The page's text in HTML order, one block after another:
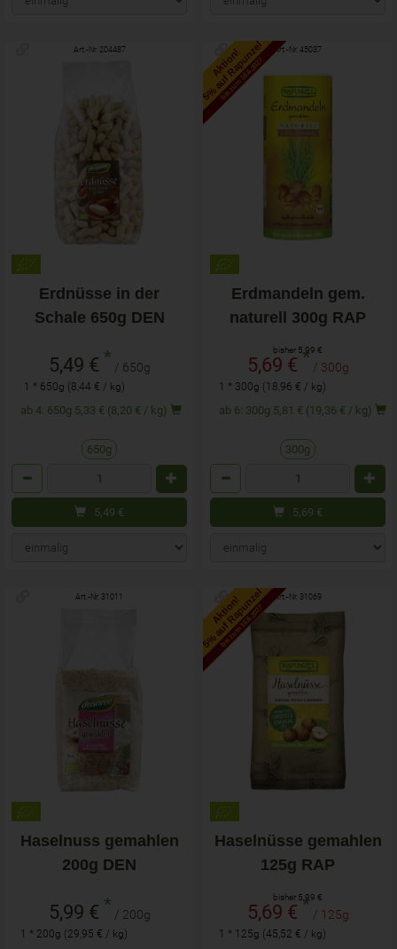
Art.-Nr. 204487
Erdnüsse in der
Schale 650g DEN
5,49 € * / 650g
1 * 650g (8,44 € / kg)
ab 4: 650g 5,33 € (8,20 € / kg)
650g
5,49 €
Aktion!
5% auf Rapunzel
bis zum 16.6.2027
Art.-Nr. 45037
Erdmandeln gem.
naturell 300g RAP
bisher 5,99 €
5,69 €* / 300g
1 * 300g (18,96 € / kg)
ab 6: 300g 5,81 € (19,36 € / kg)
300g
5,69 €
Art.-Nr. 31011
Haselnuss gemahlen
200g DEN
5,99 € * / 200g
1 * 200g (29,95 € / kg)
Aktion!
5% auf Rapunzel
bis zum 16.6.2027
Art.-Nr. 31069
Haselnüsse gemahlen
125g RAP
bisher 5,99 €
5,69 €* / 125g
1 * 125g (45,52 € / kg)